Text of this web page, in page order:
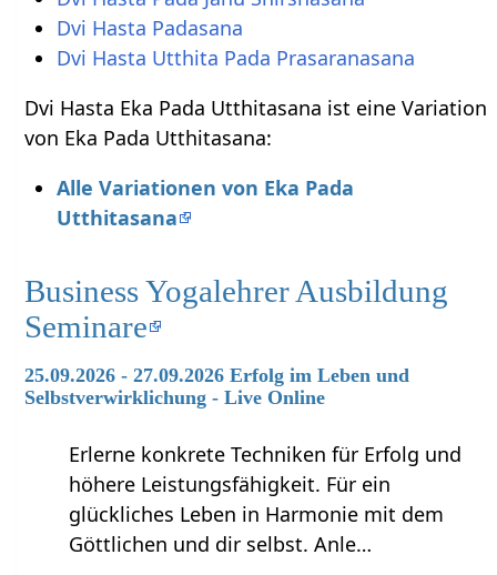
Dvi Hasta Padasana
Dvi Hasta Utthita Pada Prasaranasana
Dvi Hasta Eka Pada Utthitasana ist eine Variation
von Eka Pada Utthitasana:
Alle Variationen von Eka Pada
Utthitasana
Business Yogalehrer Ausbildung
Seminare
25.09.2026 - 27.09.2026 Erfolg im Leben und
Selbstverwirklichung - Live Online
Erlerne konkrete Techniken für Erfolg und
höhere Leistungsfähigkeit. Für ein
glückliches Leben in Harmonie mit dem
Göttlichen und dir selbst. Anle…